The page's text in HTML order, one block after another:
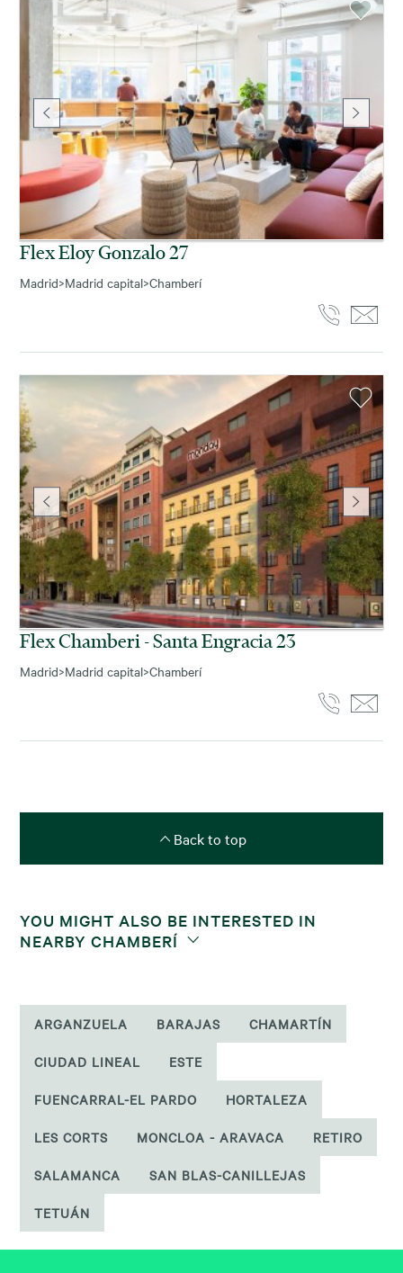
Flex Eloy Gonzalo 27
Madrid>Madrid capital>Chamberí
Flex Chamberi - Santa Engracia 23
Madrid>Madrid capital>Chamberí
Back to top
YOU MIGHT ALSO BE INTERESTED IN
NEARBY CHAMBERÍ
ARGANZUELA BARAJAS CHAMARTÍN
CIUDAD LINEAL ESTE
FUENCARRAL-EL PARDO HORTALEZA
LES CORTS MONCLOA - ARAVACA RETIRO
SALAMANCA SAN BLAS-CANILLEJAS
TETUÁN